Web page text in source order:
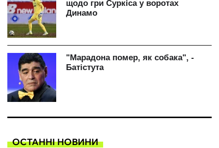
ОСТАННІ НОВИНИ